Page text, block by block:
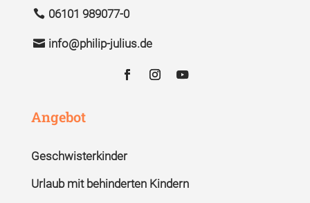
06101 989077-0
info@philip-julius.de
Angebot
Geschwisterkinder
Urlaub mit behinderten Kindern